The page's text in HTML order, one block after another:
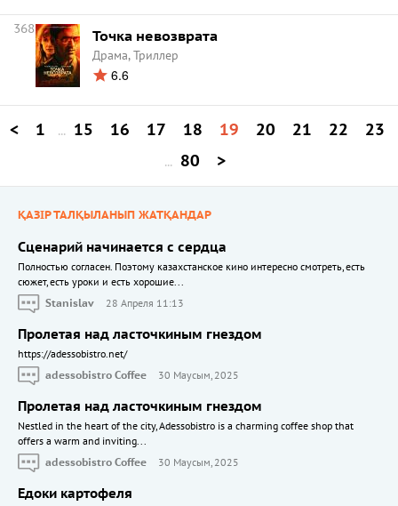
368 Точка невозврата
Драма, Триллер
6.6
< 1 ... 15 16 17 18 19 20 21 22 23
... 80 >
ҚАЗІР ТАЛҚЫЛАНЫП ЖАТҚАНДАР
Сценарий начинается с сердца
Полностью согласен. Поэтому казахстанское кино интересно смотреть, есть
сюжет, есть уроки и есть хорошие...
Stanislav
28 Апреля 11:13
Пролетая над ласточкиным гнездом
https://adessobistro.net/
adessobistro Coffee
30 Маусым, 2025
Пролетая над ласточкиным гнездом
Nestled in the heart of the city, Adessobistro is a charming coffee shop that
offers a warm and inviting...
adessobistro Coffee
30 Маусым, 2025
Едоки картофеля